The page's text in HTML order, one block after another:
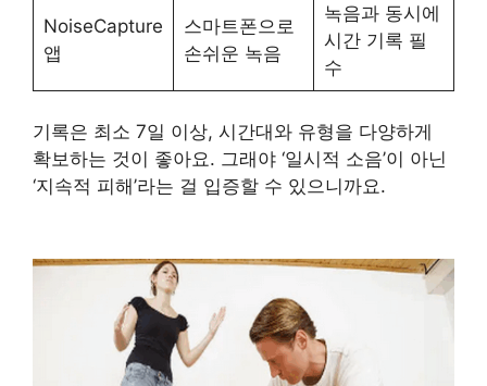
NoiseCapture
앱
스마트폰으로
손쉬운 녹음
녹음과 동시에
시간 기록 필
수
기록은 최소 7일 이상, 시간대와 유형을 다양하게
확보하는 것이 좋아요. 그래야 ‘일시적 소음’이 아닌
‘지속적 피해’라는 걸 입증할 수 있으니까요.